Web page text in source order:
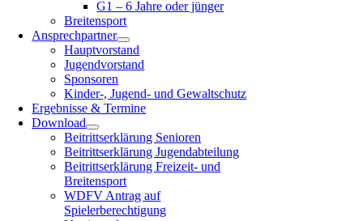
G1 – 6 Jahre oder jünger
Breitensport
Ansprechpartner
Hauptvorstand
Jugendvorstand
Sponsoren
Kinder-, Jugend- und Gewaltschutz
Ergebnisse & Termine
Download
Beitrittserklärung Senioren
Beitrittserklärung Jugendabteilung
Beitrittserklärung Freizeit- und
Breitensport
WDFV Antrag auf
Spielerberechtigung